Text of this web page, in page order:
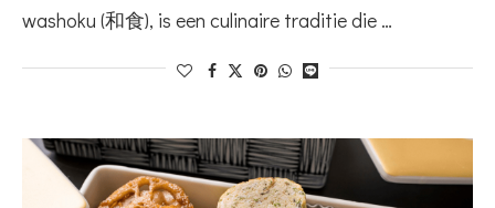
washoku (和食), is een culinaire traditie die …